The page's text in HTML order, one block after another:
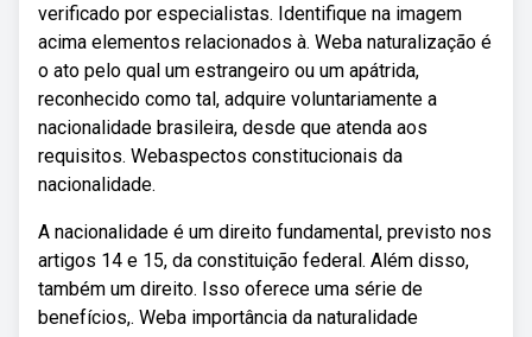
verificado por especialistas. Identifique na imagem
acima elementos relacionados à. Weba naturalização é
o ato pelo qual um estrangeiro ou um apátrida,
reconhecido como tal, adquire voluntariamente a
nacionalidade brasileira, desde que atenda aos
requisitos. Webaspectos constitucionais da
nacionalidade.
A nacionalidade é um direito fundamental, previsto nos
artigos 14 e 15, da constituição federal. Além disso,
também um direito. Isso oferece uma série de
benefícios,. Weba importância da naturalidade